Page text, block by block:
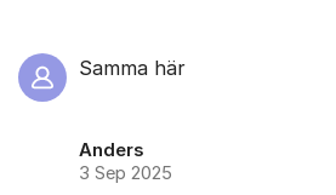
Samma här
Anders
3 Sep 2025